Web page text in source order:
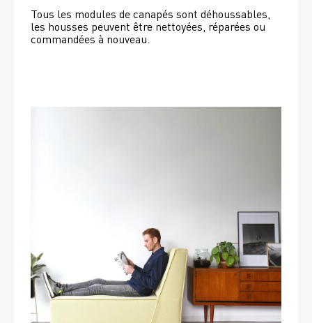
Tous les modules de canapés sont déhoussables,
les housses peuvent être nettoyées, réparées ou
commandées à nouveau.